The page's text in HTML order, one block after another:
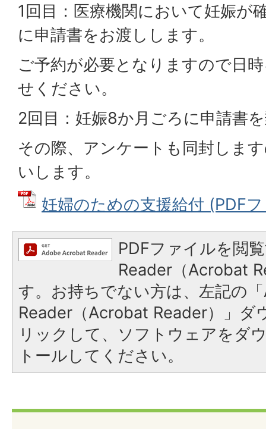
1回目：医療機関において妊娠が
に申請書をお渡しします。
ご予約が必要となりますので日
せください。
2回目：妊娠8か月ごろに申請書
その際、アンケートも同封しま
いします。
妊婦のための支援給付 (PDF
PDFファイルを閲
Reader（Acrobat
す。お持ちでない方は、左記の
Reader（Acrobat Reader）」ダ
リックして、ソフトウェアをダ
トールしてください。